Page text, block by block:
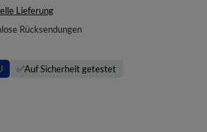
Lieferung
Rücksendungen
✅Auf Sicherheit getestet